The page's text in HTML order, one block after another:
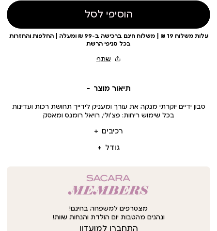
הוסיפי לסל
עלות משלוח 19 ₪ | משלוח חינם ברכישה ב-99 ₪ ומעלה | החלפות והחזרות
בכל סניפי הרשת
תיאור מוצר
רכיבים
גודל
סבון ידיים יוקרתי מנקה את עורך ומעניק לידייך תחושת רכות ועדינות
בכל שימוש ריחות: פצ’ולי, רויאל רומנס ומאסק
מצטרפים למשפחה בחינם!
ונהנים מהטבות יום הולדת והנחות שוות!
התחברו למועדון